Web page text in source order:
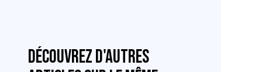
Découvrez d'autres